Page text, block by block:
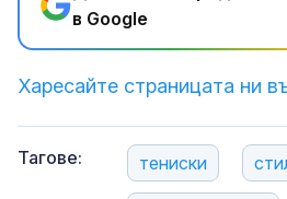
в Google
Харесайте страницата ни
Тагове: тениски